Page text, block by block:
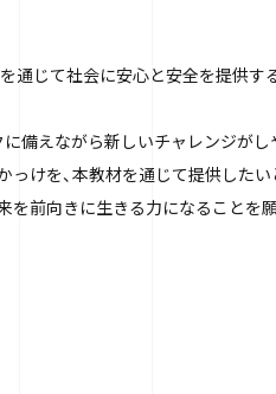
通じて社会に安心と安全を提供す
備えながら新しいチャレンジが
けを、本教材を通じて提供した
前向きに生きる力になることを願